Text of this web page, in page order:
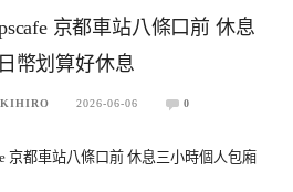
京都車站八條口前 休息
幣划算好休息
2026-06-06 0